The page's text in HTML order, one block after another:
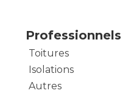
Professionnels
Toitures
Isolations
Autres